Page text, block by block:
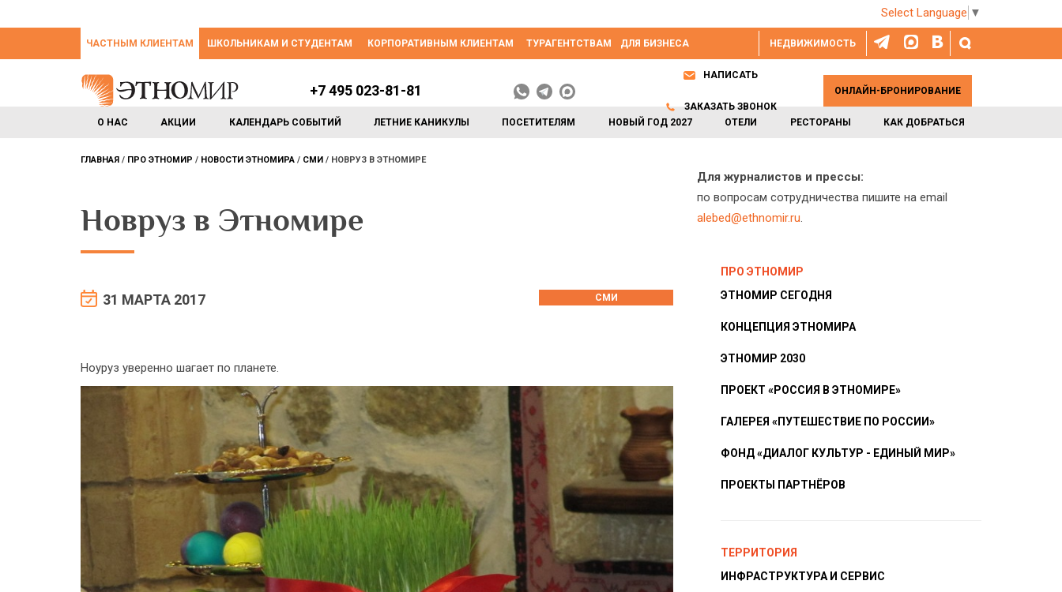
Select Language ▼
НЕДВИЖИМОСТЬ
ЧАСТНЫМ КЛИЕНТАМ ШКОЛЬНИКАМ И СТУДЕНТАМ КОРПОРАТИВНЫМ КЛИЕНТАМ ТУРАГЕНТСТВАМ ДЛЯ БИЗНЕСА
О НАС АКЦИИ КАЛЕНДАРЬ СОБЫТИЙ ЛЕТНИЕ КАНИКУЛЫ ПОСЕТИТЕЛЯМ НОВЫЙ ГОД 2027 ОТЕЛИ РЕСТОРАНЫ КАК ДОБРАТЬСЯ
+7 495 023-81-81
НАПИСАТЬ
ЗАКАЗАТЬ ЗВОНОК
ОНЛАЙН-БРОНИРОВАНИЕ
ГЛАВНАЯ ПРО ЭТНОМИР НОВОСТИ ЭТНОМИРА СМИ НОВРУЗ В ЭТНОМИРЕ
Новруз в Этномире
31 МАРТА 2017 СМИ
Ноуруз уверенно шагает по планете.
Для журналистов и прессы:
по вопросам сотрудничества пишите на email
alebed@ethnomir.ru.
ПРО ЭТНОМИР
ЭТНОМИР СЕГОДНЯ
КОНЦЕПЦИЯ ЭТНОМИРА
ЭТНОМИР 2030
ПРОЕКТ «РОССИЯ В ЭТНОМИРЕ»
ГАЛЕРЕЯ «ПУТЕШЕСТВИЕ ПО РОССИИ»
ФОНД «ДИАЛОГ КУЛЬТУР - ЕДИНЫЙ МИР»
ПРОЕКТЫ ПАРТНЁРОВ
ТЕРРИТОРИЯ
ИНФРАСТРУКТУРА И СЕРВИС